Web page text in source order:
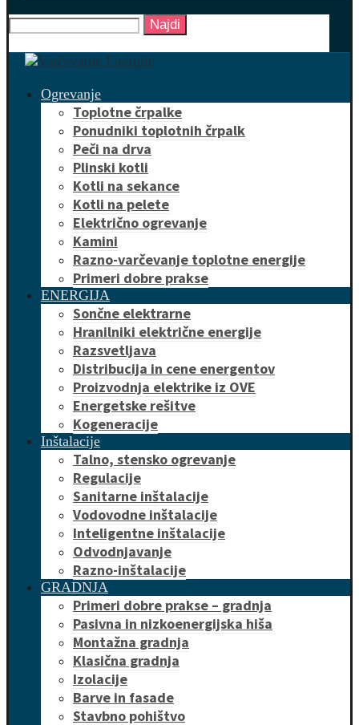
Najdi
Ogrevanje
Toplotne črpalke
Ponudniki toplotnih črpalk
Peči na drva
Plinski kotli
Kotli na sekance
Kotli na pelete
Električno ogrevanje
Kamini
Razno-varčevanje toplotne energije
Primeri dobre prakse
ENERGIJA
Sončne elektrarne
Hranilniki električne energije
Razsvetljava
Distribucija in cene energentov
Proizvodnja elektrike iz OVE
Energetske rešitve
Kogeneracije
Inštalacije
Talno, stensko ogrevanje
Regulacije
Sanitarne inštalacije
Vodovodne inštalacije
Inteligentne inštalacije
Odvodnjavanje
Razno-inštalacije
GRADNJA
Primeri dobre prakse – gradnja
Pasivna in nizkoenergijska hiša
Montažna gradnja
Klasična gradnja
Izolacije
Barve in fasade
Stavbno pohištvo